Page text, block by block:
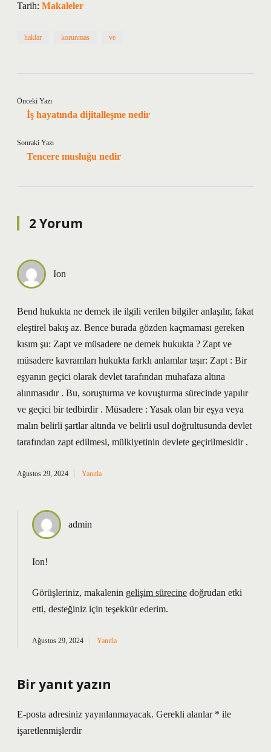
Tarih: Makaleler
haklar korunmas ve
Önceki Yazı
İş hayatında dijitalleşme nedir
Sonraki Yazı
Tencere musluğu nedir
2 Yorum
Ion
Bend hukukta ne demek ile ilgili verilen bilgiler anlaşılır, fakat
eleştirel bakış az. Bence burada gözden kaçmaması gereken
kısım şu: Zapt ve müsadere ne demek hukukta ? Zapt ve
müsadere kavramları hukukta farklı anlamlar taşır: Zapt : Bir
eşyanın geçici olarak devlet tarafından muhafaza altına
alınmasıdır . Bu, soruşturma ve kovuşturma sürecinde yapılır
ve geçici bir tedbirdir . Müsadere : Yasak olan bir eşya veya
malın belirli şartlar altında ve belirli usul doğrultusunda devlet
tarafından zapt edilmesi, mülkiyetinin devlete geçirilmesidir .
Ağustos 29, 2024 Yanıtla
admin
Ion!
Görüşleriniz, makalenin gelişim sürecine doğrudan etki
etti, desteğiniz için teşekkür ederim.
Ağustos 29, 2024 Yanıtla
Bir yanıt yazın
E-posta adresiniz yayınlanmayacak. Gerekli alanlar * ile
işaretlenmişlerdir